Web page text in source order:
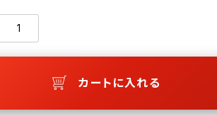
カートに入れる